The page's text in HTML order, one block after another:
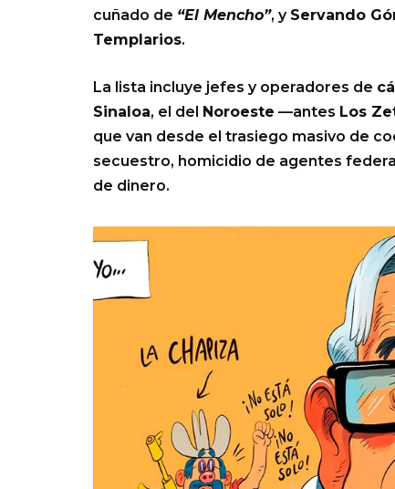
cuñado de “El Mencho”, y Servando
Templarios.
La lista incluye jefes y operadores de
Sinaloa, el del Noroeste —antes Los
que van desde el trasiego masivo de
secuestro, homicidio de agentes
de dinero.